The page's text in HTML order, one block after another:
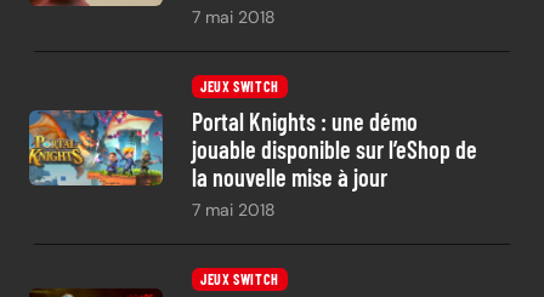
7 mai 2018
JEUX SWITCH
Portal Knights : une démo
jouable disponible sur l’eShop de
la nouvelle mise à jour
7 mai 2018
JEUX SWITCH